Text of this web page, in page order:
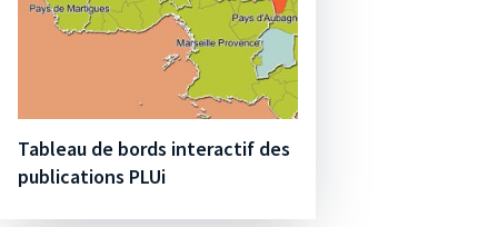
Tableau de bords interactif des
publications PLUi